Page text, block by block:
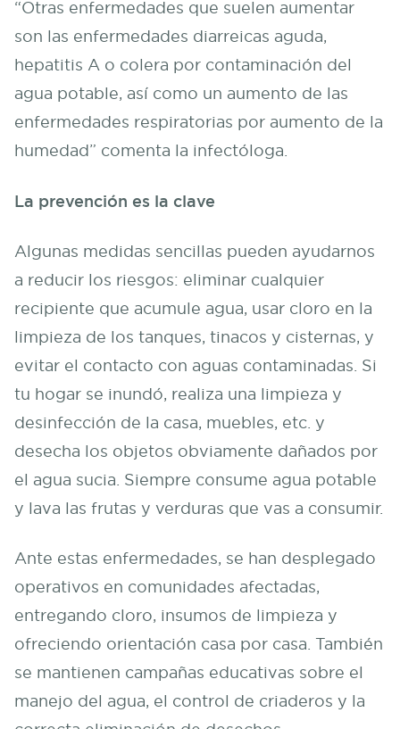
“Otras enfermedades que suelen aumentar
son las enfermedades diarreicas aguda,
hepatitis A o colera por contaminación del
agua potable, así como un aumento de las
enfermedades respiratorias por aumento de la
humedad” comenta la infectóloga.
La prevención es la clave
Algunas medidas sencillas pueden ayudarnos
a reducir los riesgos: eliminar cualquier
recipiente que acumule agua, usar cloro en la
limpieza de los tanques, tinacos y cisternas, y
evitar el contacto con aguas contaminadas. Si
tu hogar se inundó, realiza una limpieza y
desinfección de la casa, muebles, etc. y
desecha los objetos obviamente dañados por
el agua sucia. Siempre consume agua potable
y lava las frutas y verduras que vas a consumir.
Ante estas enfermedades, se han desplegado
operativos en comunidades afectadas,
entregando cloro, insumos de limpieza y
ofreciendo orientación casa por casa. También
se mantienen campañas educativas sobre el
manejo del agua, el control de criaderos y la